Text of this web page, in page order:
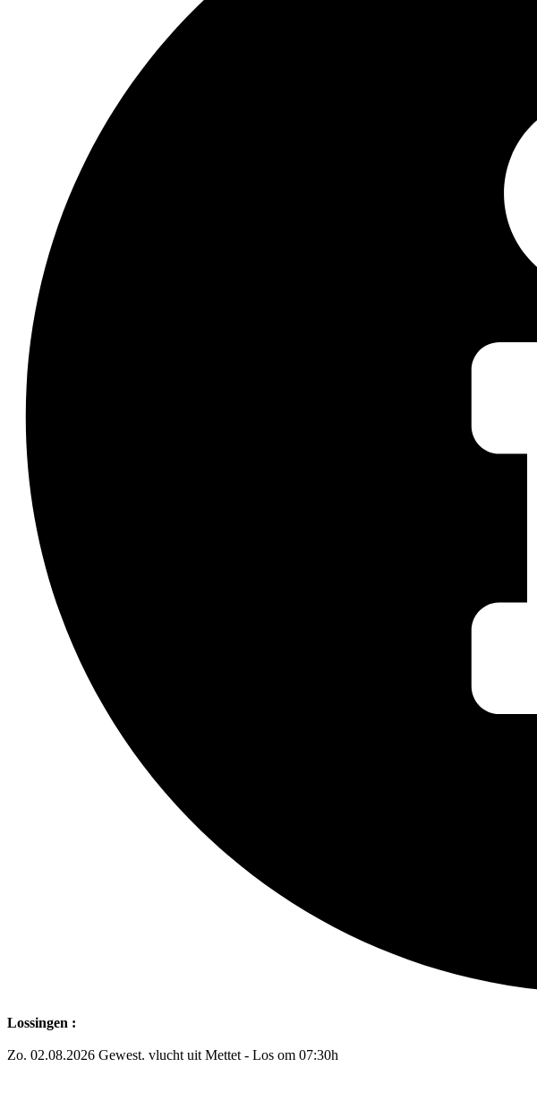
Lossingen :
Zo. 02.08.2026 Gewest. vlucht uit Mettet - Los om 07:30h